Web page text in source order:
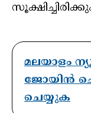
മലയാളം
ജോയിൻ
ചെയ്യുക